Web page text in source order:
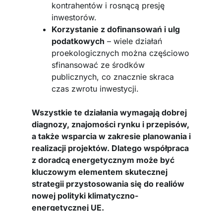
kontrahentów i rosnącą presję
inwestorów.
Korzystanie z dofinansowań i ulg
podatkowych – wiele działań
proekologicznych można częściowo
sfinansować ze środków
publicznych, co znacznie skraca
czas zwrotu inwestycji.
Wszystkie te działania wymagają dobrej
diagnozy, znajomości rynku i przepisów,
a także wsparcia w zakresie planowania i
realizacji projektów. Dlatego współpraca
z doradcą energetycznym może być
kluczowym elementem skutecznej
strategii przystosowania się do realiów
nowej polityki klimatyczno-
energetycznej UE.